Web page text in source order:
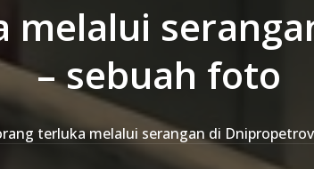
melalui
– sebuah foto
terluka melalui serangan di